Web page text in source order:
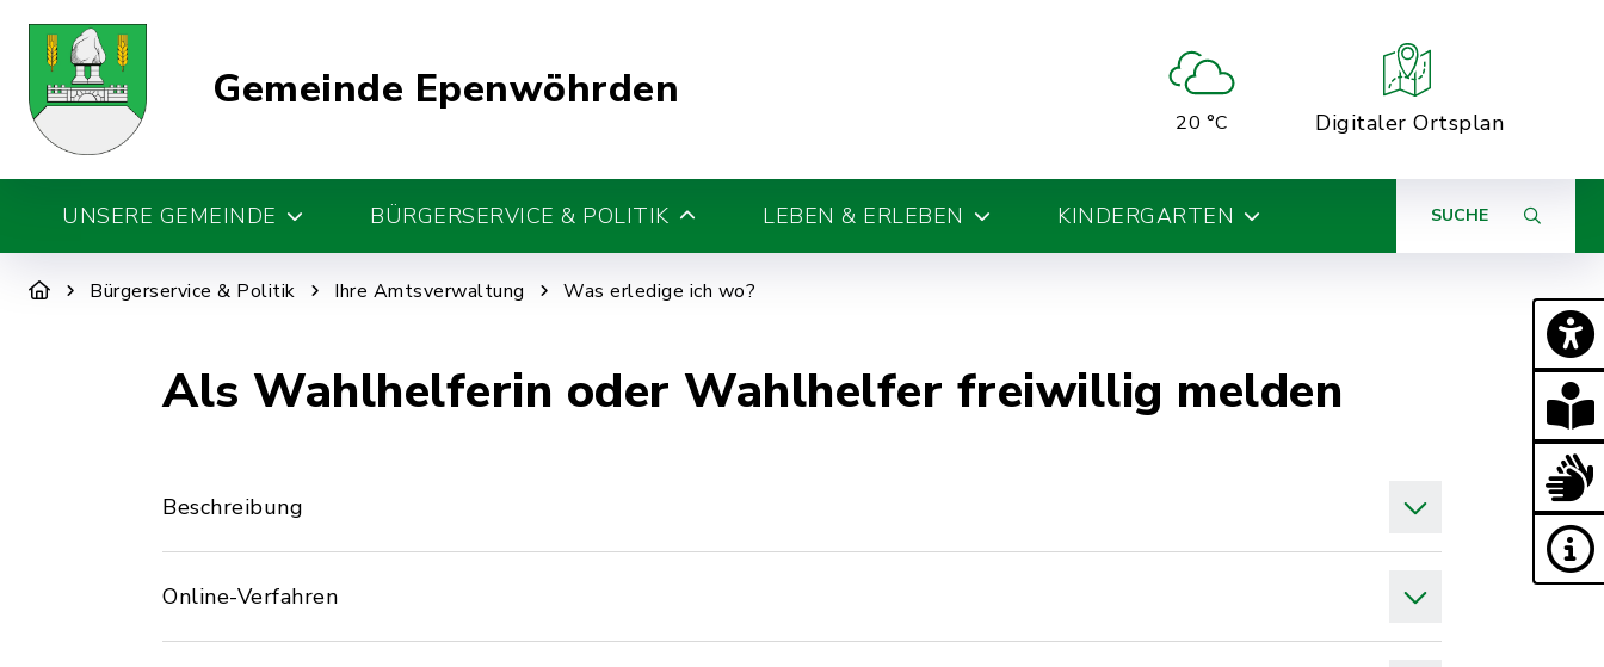
Gemeinde Epenwöhrden
20 °C Digitaler Ortsplan
UNSERE GEMEINDE BÜRGERSERVICE & POLITIK LEBEN & ERLEBEN KINDERGARTEN SUCHE
Bürgerservice & Politik Ihre Amtsverwaltung Was erledige ich wo?
Als Wahlhelferin oder Wahlhelfer freiwillig melden
Beschreibung
Online-Verfahren